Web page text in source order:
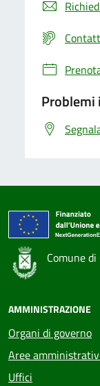
Problemi
Comune
AMMINISTRAZIONE
Organi di governo
Aree
Uffici